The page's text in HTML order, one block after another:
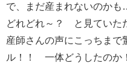
で、まだ産まれないのか
どれどれ～？ と見ていた
産師さんの声にこっちま
ル！！ 一体どうしたのか！